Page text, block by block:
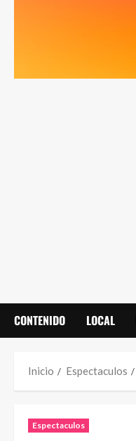
CONTENIDO LOCAL
Inicio Espectaculos
Espectaculos